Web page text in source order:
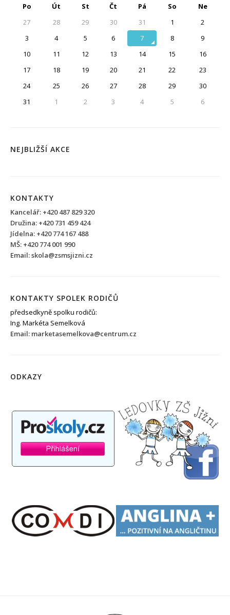
Po
Út St Čt Pá So
Ne
27
28 29 30 31 1
2
3
4 5 6 7 8
9
10
11 12 13 14 15
16
17
18 19 20 21 22
23
24
25 26 27 28 29
30
31
1 2 3 4 5 6
NEJBLIŽŠÍ AKCE
KONTAKTY
Kancelář: +420 487 829 320
Družina: +420 731 459 424
Jídelna: +420 774 167 488
MŠ: +420 774 001 990
Email: skola@zsmsjizni.cz
KONTAKTY SPOLEK RODIČŮ
předsedkyně spolku rodičů:
Ing. Markéta Semelková
Email: marketasemelkova@centrum.cz
ODKAZY